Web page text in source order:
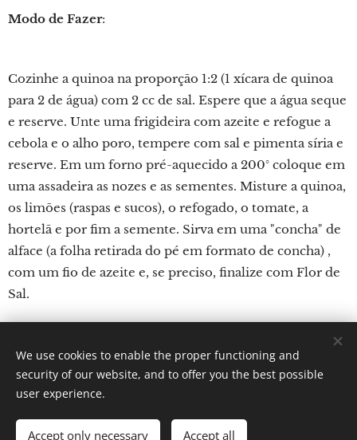
Modo de Fazer:
Cozinhe a quinoa na proporção 1:2 (1 xícara de quinoa
para 2 de água) com 2 cc de sal. Espere que a água seque
e reserve. Unte uma frigideira com azeite e refogue a
cebola e o alho poro, tempere com sal e pimenta síria e
reserve. Em um forno pré-aquecido a 200° coloque em
uma assadeira as nozes e as sementes. Misture a quinoa,
os limões (raspas e sucos), o refogado, o tomate, a
hortelã e por fim a semente. Sirva em uma "concha" de
alface (a folha retirada do pé em formato de concha) ,
com um fio de azeite e, se preciso, finalize com Flor de
Sal.
Por: Verônica Nicoletti
Instagram: Gastronomundo.receitas
Languages
We use cookies to enable the proper functioning and
security of our website, and to offer you the best possible
user experience.
Accept only necessary Accept all